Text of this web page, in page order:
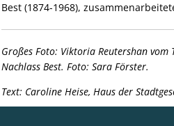
Best (1874-1968),
Großes Foto: Viktoria Reutershan vom
Nachlass Best. Foto: Sara Förster.
Text: Caroline Heise, Haus der